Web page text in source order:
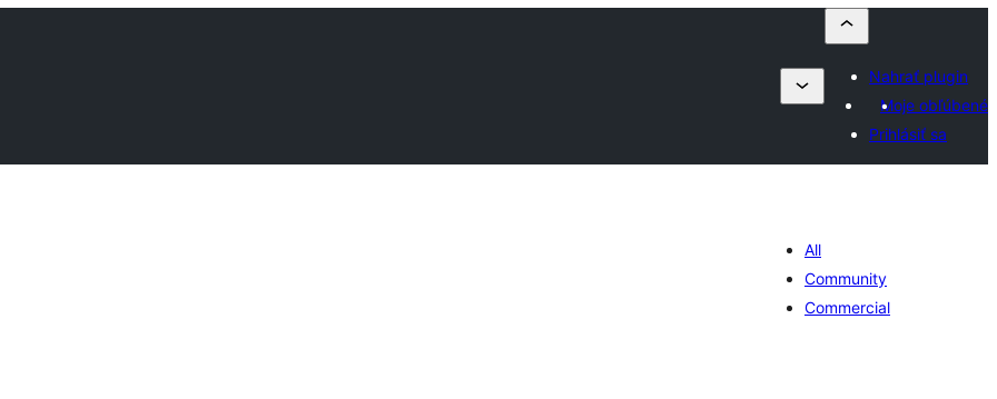
Nahrať plugin
Moje obľúbené
Prihlásiť sa
All
Community
Commercial